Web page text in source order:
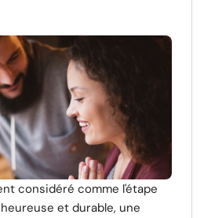
considéré comme l'étape
et durable, une